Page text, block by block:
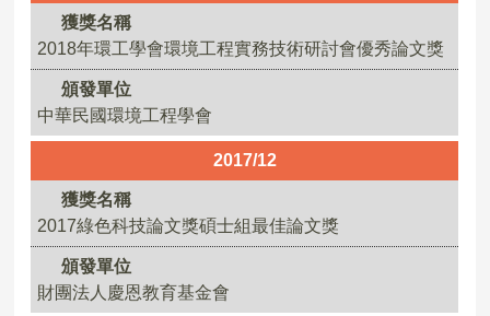
獲獎名稱
2018年環工學會環境工程實務技術研討會優秀論文獎
頒發單位
中華民國環境工程學會
2017/12
獲獎名稱
2017綠色科技論文獎碩士組最佳論文獎
頒發單位
財團法人慶恩教育基金會